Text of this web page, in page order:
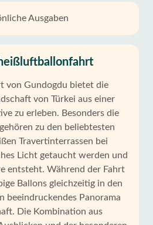
Ausgaben
von Gundogdu bietet die
von Türkei aus einer
zu erleben. Besonders die
zu den beliebtesten
Travertinterrassen bei
Licht getaucht werden und
entsteht. Während der Fahrt
Ballons gleichzeitig in den
beeindruckendes Panorama
Die Kombination aus